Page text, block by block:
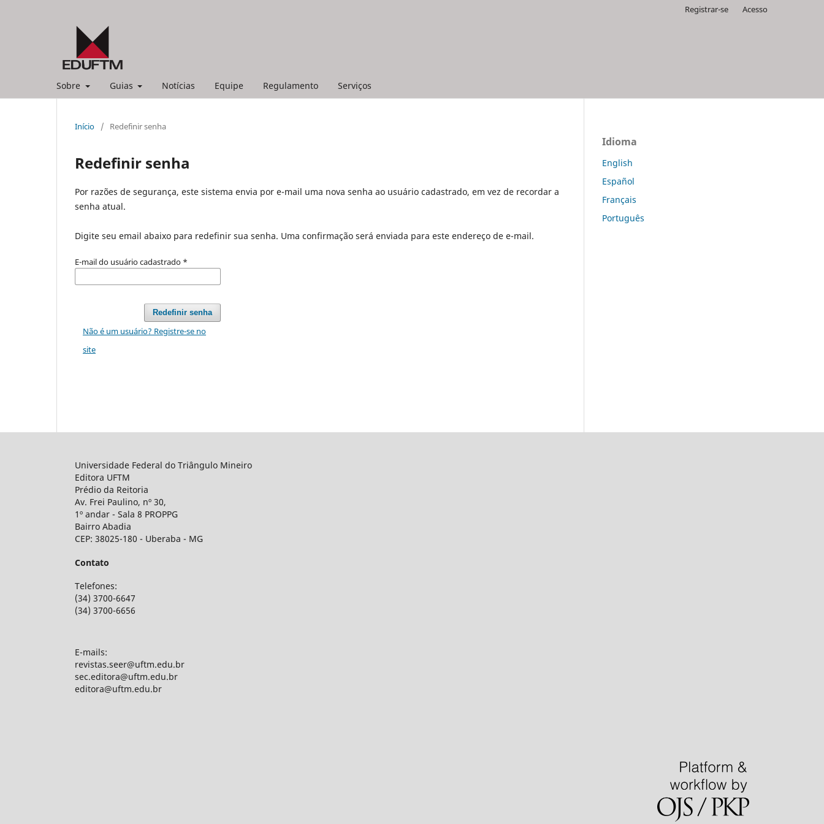
Sobre Guias Notícias Equipe Regulamento Serviços
Registrar-se Acesso
Início / Redefinir senha
Redefinir senha
Por razões de segurança, este sistema envia por e-mail uma nova senha ao usuário cadastrado, em vez de recordar a
senha atual.
Digite seu email abaixo para redefinir sua senha. Uma confirmação será enviada para este endereço de e-mail.
E-mail do usuário cadastrado *
Redefinir senha
Não é um usuário? Registre-se no
site
Idioma
English
Español
Français
Português
Universidade Federal do Triângulo Mineiro
Editora UFTM
Prédio da Reitoria
Av. Frei Paulino, nº 30,
1º andar - Sala 8 PROPPG
Bairro Abadia
CEP: 38025-180 - Uberaba - MG
Contato
Telefones:
(34) 3700-6647
(34) 3700-6656
E-mails:
revistas.seer@uftm.edu.br
sec.editora@uftm.edu.br
editora@uftm.edu.br